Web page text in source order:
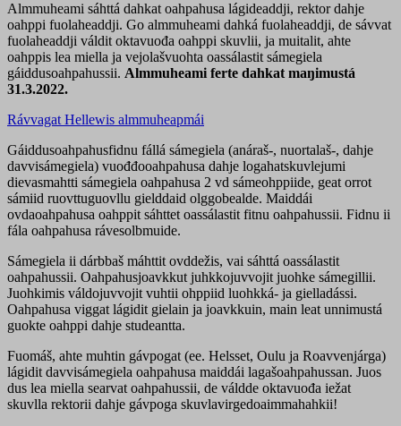
Almmuheami sáhttá dahkat oahpahusa lágideaddji, rektor dahje
oahppi fuolaheaddji. Go almmuheami dahká fuolaheaddji, de sávvat
fuolaheaddji váldit oktavuođa oahppi skuvlii, ja muitalit, ahte
oahppis lea miella ja vejolašvuohta oassálastit sámegiela
gáiddusoahpahussii. Almmuheami ferte dahkat maŋimustá
31.3.2022.
Rávvagat Hellewis almmuheapmái
Gáiddusoahpahusfidnu fállá sámegiela (anáraš-, nuortalaš-, dahje
davvisámegiela) vuođđooahpahusa dahje logahatskuvlejumi
dievasmahtti sámegiela oahpahusa 2 vd sámeohppiide, geat orrot
sámiid ruovttuguovllu gielddaid olggobealde. Maiddái
ovdaoahpahusa oahppit sáhttet oassálastit fitnu oahpahussii. Fidnu ii
fála oahpahusa rávesolbmuide.
Sámegiela ii dárbbaš máhttit ovddežis, vai sáhttá oassálastit
oahpahussii. Oahpahusjoavkkut juhkkojuvvojit juohke sámegillii.
Juohkimis váldojuvvojit vuhtii ohppiid luohkká- ja gielladássi.
Oahpahusa viggat lágidit gielain ja joavkkuin, main leat unnimustá
guokte oahppi dahje studeantta.
Fuomáš, ahte muhtin gávpogat (ee. Helsset, Oulu ja Roavvenjárga)
lágidit davvisámegiela oahpahusa maiddái lagašoahpahussan. Juos
dus lea miella searvat oahpahussii, de váldde oktavuođa iežat
skuvlla rektorii dahje gávpoga skuvlavirgedoaimmahahkii!